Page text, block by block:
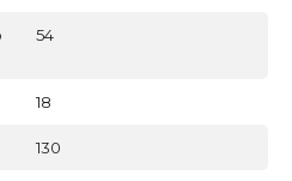
54
18
130